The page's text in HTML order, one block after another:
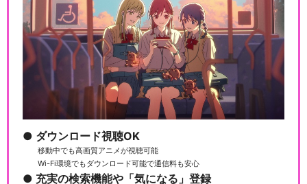
ダウンロード視聴OK
移動中でも高画質アニメが視聴可能
Wi-Fi環境でもダウンロード可能で通信料も安心
充実の検索機能や「気になる」登録